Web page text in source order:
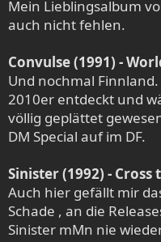
Mein Lieblingsalbum
auch nicht fehlen.
Convulse (1991) -
Und nochmal
2010er entdeckt und
völlig geplättet
DM Special auf im DF.
Sinister (1992) - Cross
Auch hier gefällt mir
Schade , an die
Sinister mMn nie